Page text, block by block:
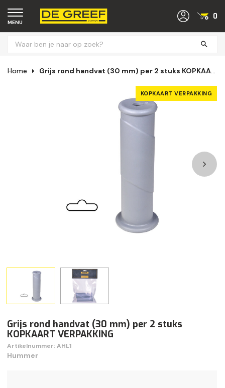
MENU
0
Home Grijs rond handvat (30 mm) per 2 stuks KOPKAART VERPAKKING
KOPKAART VERPAKKING
Grijs rond handvat (30 mm) per 2 stuks
KOPKAART VERPAKKING
Artikelnummer: AHL1
Hummer